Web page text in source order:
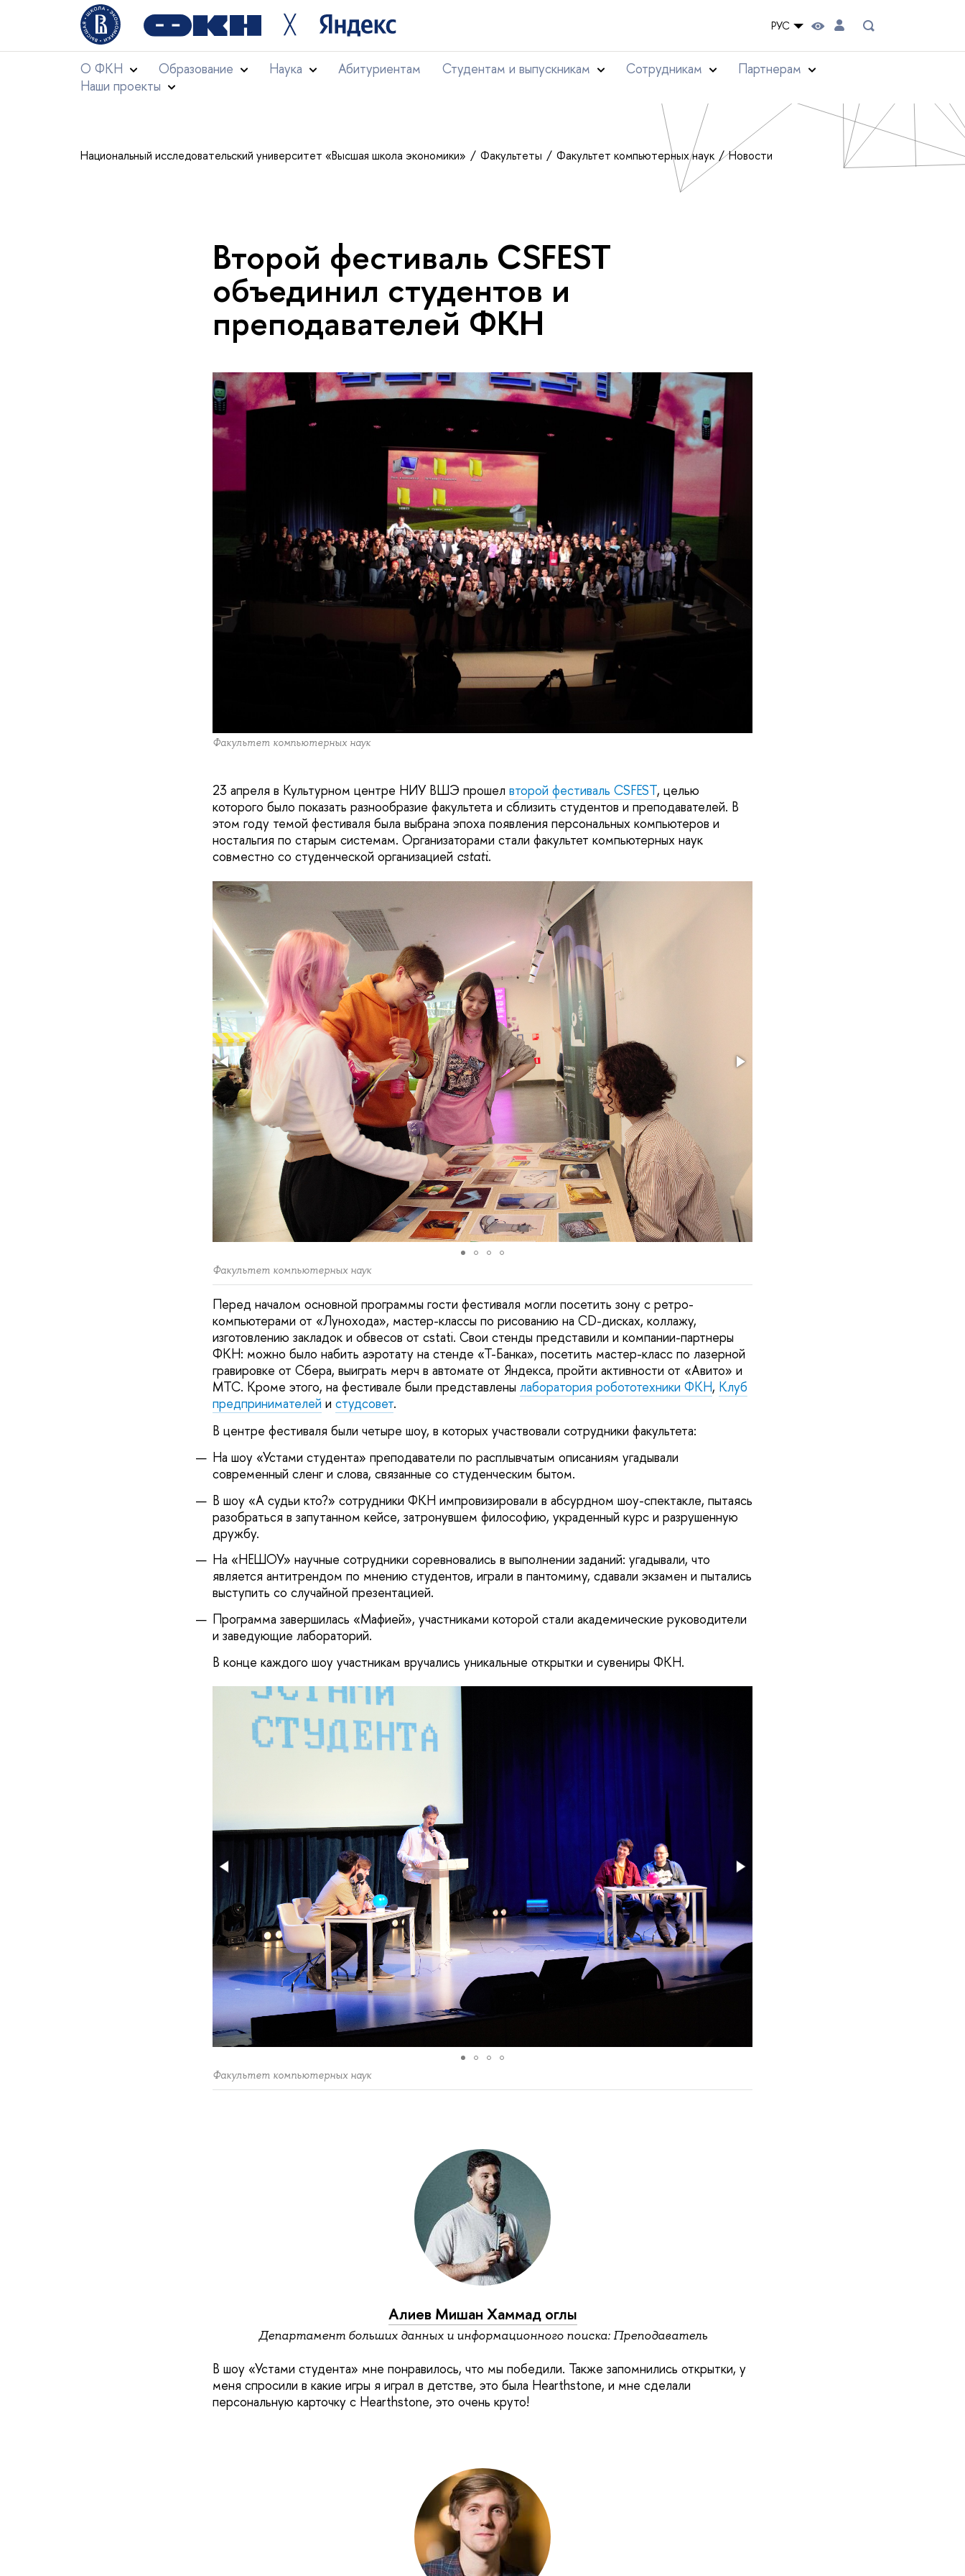
╳ РУС
О ФКН Образование Наука Абитуриентам Студентам и выпускникам Сотрудникам
Партнерам
Наши проекты
Национальный исследовательский университет «Высшая школа экономики» Факультеты Факультет компьютерных наук Новости
Второй фестиваль CSFEST
объединил студентов и
преподавателей ФКН
Факультет компьютерных наук
23 апреля в Культурном центре НИУ ВШЭ прошел второй фестиваль CSFEST, целью
которого было показать разнообразие факультета и сблизить студентов и преподавателей. В
этом году темой фестиваля была выбрана эпоха появления персональных компьютеров и
ностальгия по старым системам. Организаторами стали факультет компьютерных наук
совместно со студенческой организацией cstati.
Факультет компьютерных наук
Перед началом основной программы гости фестиваля могли посетить зону с ретро-
компьютерами от «Лунохода», мастер-классы по рисованию на CD-дисках, коллажу,
изготовлению закладок и обвесов от cstati. Свои стенды представили и компании-партнеры
ФКН: можно было набить аэротату на стенде «Т-Банка», посетить мастер-класс по лазерной
гравировке от Сбера, выиграть мерч в автомате от Яндекса, пройти активности от «Авито» и
МТС. Кроме этого, на фестивале были представлены лаборатория робототехники ФКН, Клуб
предпринимателей и студсовет.
В центре фестиваля были четыре шоу, в которых участвовали сотрудники факультета:
На шоу «Устами студента» преподаватели по расплывчатым описаниям угадывали
современный сленг и слова, связанные со студенческим бытом.
В шоу «А судьи кто?» сотрудники ФКН импровизировали в абсурдном шоу-спектакле, пытаясь
разобраться в запутанном кейсе, затронувшем философию, украденный курс и разрушенную
дружбу.
На «НЕШОУ» научные сотрудники соревновались в выполнении заданий: угадывали, что
является антитрендом по мнению студентов, играли в пантомиму, сдавали экзамен и пытались
выступить со случайной презентацией.
Программа завершилась «Мафией», участниками которой стали академические руководители
и заведующие лабораторий.
В конце каждого шоу участникам вручались уникальные открытки и сувениры ФКН.
Факультет компьютерных наук
Алиев Мишан Хаммад оглы
Департамент больших данных и информационного поиска: Преподаватель
В шоу «Устами студента» мне понравилось, что мы победили. Также запомнились открытки, у
меня спросили в какие игры я играл в детстве, это была Hearthstone, и мне сделали
персональную карточку с Hearthstone, это очень круто!